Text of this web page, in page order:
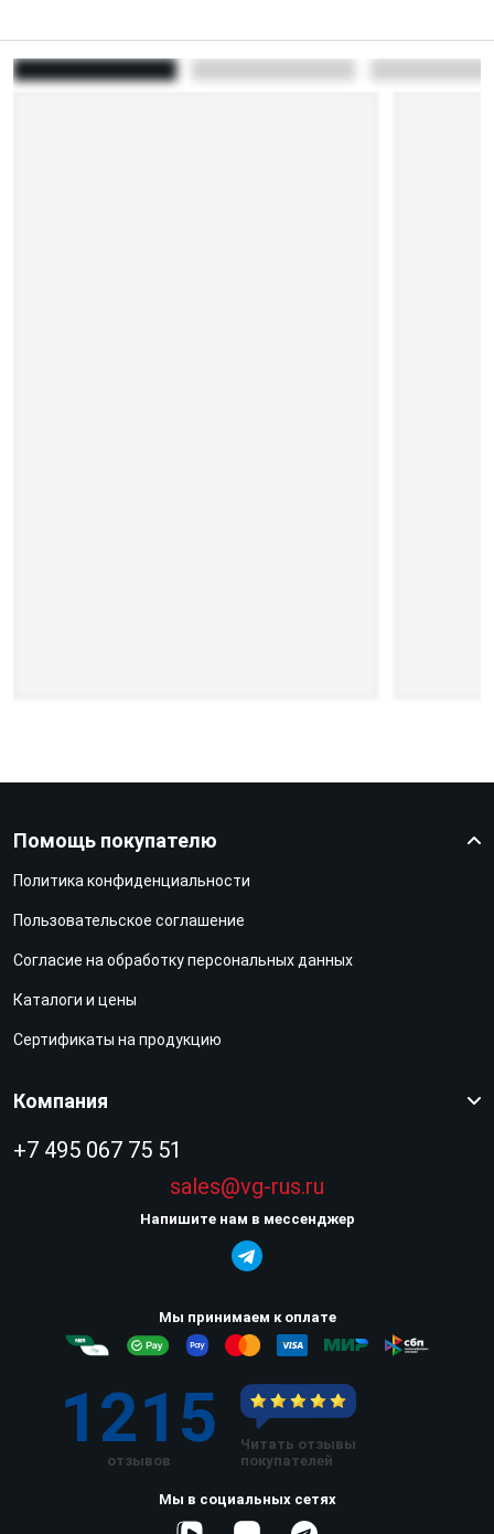
Помощь покупателю
Политика конфиденциальности
Пользовательское соглашение
Согласие на обработку персональных данных
Каталоги и цены
Сертификаты на продукцию
Компания
+7 495 067 75 51
sales@vg-rus.ru
Напишите нам в мессенджер
Мы принимаем к оплате
1215
отзывов
Читать отзывы
покупателей
Мы в социальных сетях